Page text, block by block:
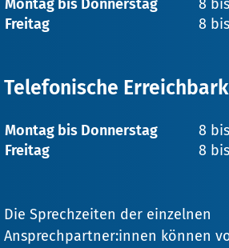
Montag bis Donnerstag
8
Freitag
8
Telefonische
Montag bis Donnerstag
8
Freitag
8
Die Sprechzeiten der einzelnen
Ansprechpartner:innen können